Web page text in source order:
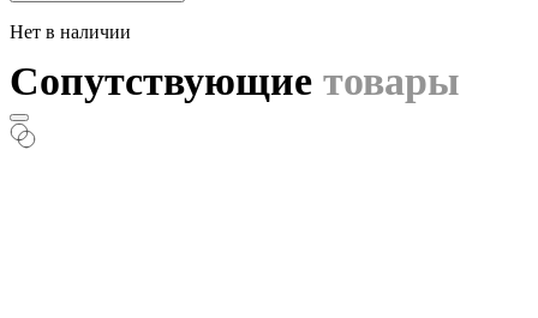
Нет в наличии
Сопутствующие товары